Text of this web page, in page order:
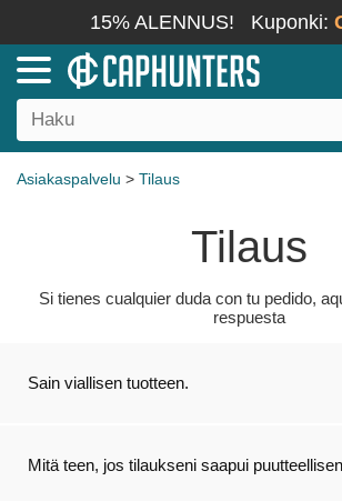
15% ALENNUS! Kuponki:
Asiakaspalvelu > Tilaus
Tilaus
Si tienes cualquier duda con tu pedido,
respuesta
Sain viallisen tuotteen.
Mitä teen, jos tilaukseni saapui